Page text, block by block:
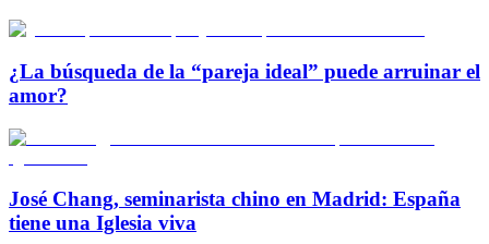
¿La búsqueda de la “pareja ideal” puede arruinar el
amor?
José Chang, seminarista chino en Madrid: España
tiene una Iglesia viva